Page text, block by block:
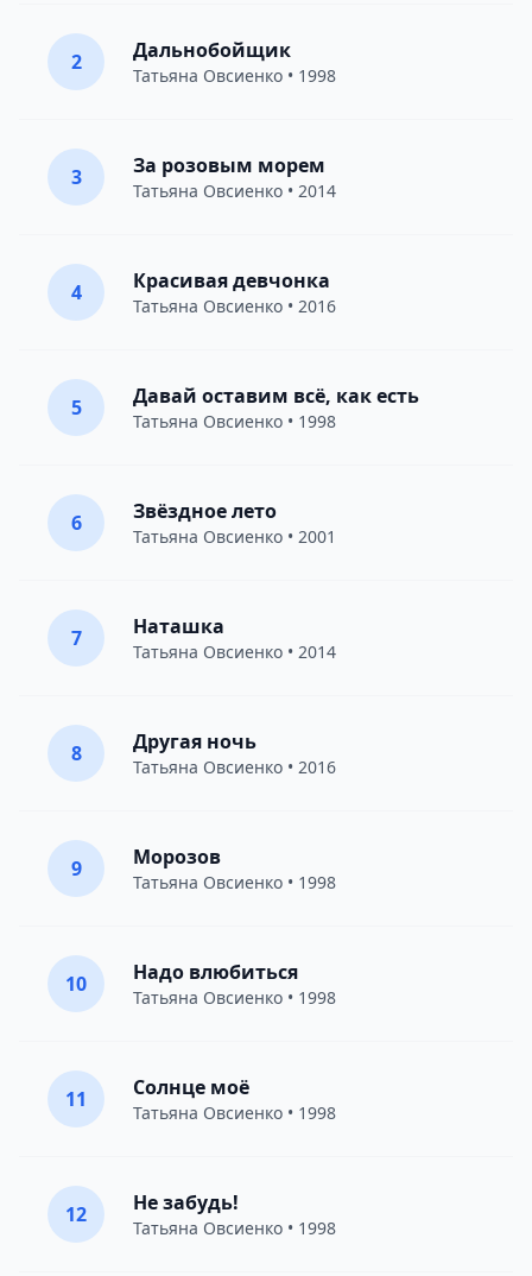
2 Дальнобойщик
Татьяна Овсиенко • 1998
3 За розовым морем
Татьяна Овсиенко • 2014
4 Красивая девчонка
Татьяна Овсиенко • 2016
5 Давай оставим всё, как есть
Татьяна Овсиенко • 1998
6 Звёздное лето
Татьяна Овсиенко • 2001
7 Наташка
Татьяна Овсиенко • 2014
8 Другая ночь
Татьяна Овсиенко • 2016
9 Морозов
Татьяна Овсиенко • 1998
10 Надо влюбиться
Татьяна Овсиенко • 1998
11 Солнце моё
Татьяна Овсиенко • 1998
12 Не забудь!
Татьяна Овсиенко • 1998